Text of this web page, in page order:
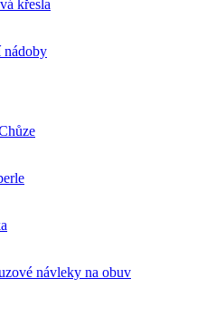
křesla
nádoby
návleky na obuv